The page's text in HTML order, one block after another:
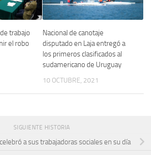
trabajo
el robo
Nacional de canotaje
disputado en Laja entregó a
los primeros clasificados al
sudamericano de Uruguay
10 OCTUBRE, 2021
SIGUIENTE HISTORIA
a sus trabajadoras sociales en su día